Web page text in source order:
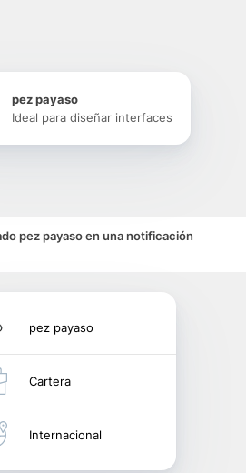
pez payaso
Ideal para diseñar interfaces
pez payaso en una notificación
pez payaso
Cartera
Internacional